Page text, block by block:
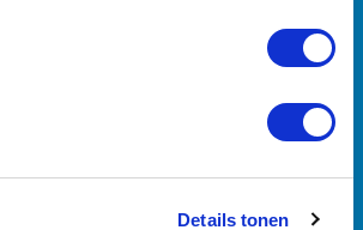
Details tonen